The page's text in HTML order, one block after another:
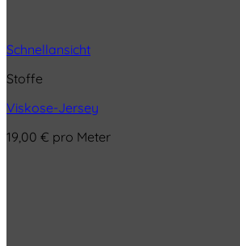
Schnellansicht
Stoffe
Viskose-Jersey
19,00 € pro Meter